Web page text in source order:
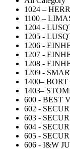
1024 –
1100 –
1204 -
1205 -
1206 -
1207 -
1208 -
1209 -
1400–
1403–
600 - BEST
602 -
603 -
604 -
605 -
606 - I&W